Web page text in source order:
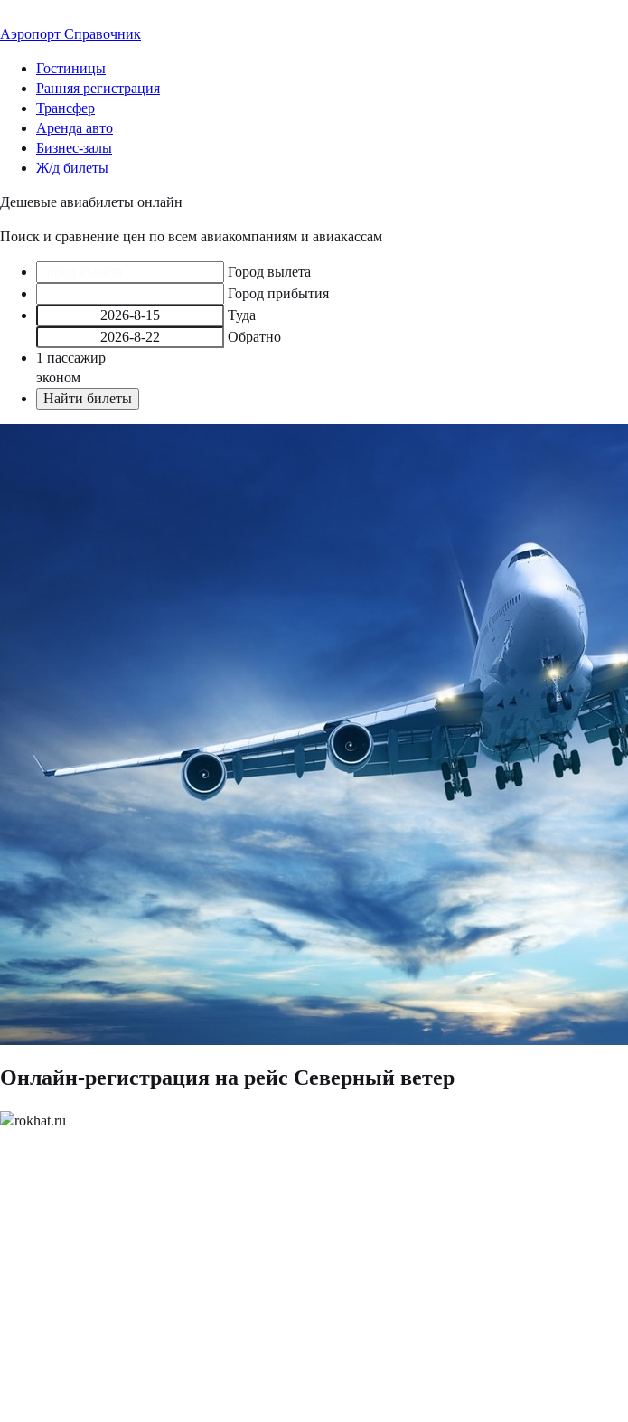
Аэропорт Справочник
Гостиницы
Ранняя регистрация
Трансфер
Аренда авто
Бизнес-залы
Ж/д билеты
Дешевые авиабилеты онлайн
Поиск и сравнение цен по всем авиакомпаниям и авиакассам
Город вылета
Город прибытия
Туда
Обратно
1 пассажир
эконом
Найти билеты
Онлайн-регистрация на рейс Северный ветер